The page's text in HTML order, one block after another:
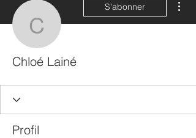
Chloé Lainé
S'abonner
Chloé Lainé
Profil